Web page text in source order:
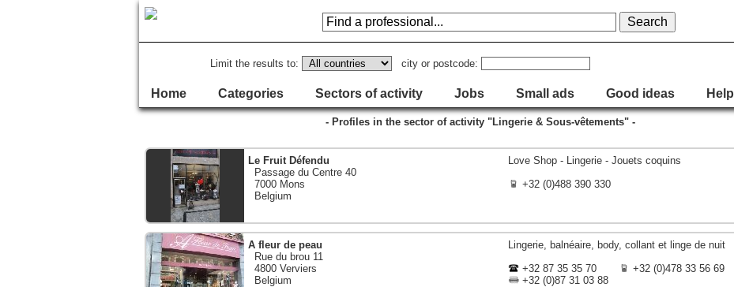
Limit the results to:
city or postcode:
Home Categories Sectors of activity Jobs Small ads Good ideas Help
- Profiles in the sector of activity "Lingerie & Sous-vêtements" -
Le Fruit Défendu
Passage du Centre 40
7000 Mons
Belgium
Love Shop - Lingerie - Jouets coquins
+32 (0)488 390 330
A fleur de peau
Rue du brou 11
4800 Verviers
Belgium
Lingerie, balnéaire, body, collant et linge de nuit
+32 87 35 35 70
+32 (0)478 33 56 69
+32 (0)87 31 03 88